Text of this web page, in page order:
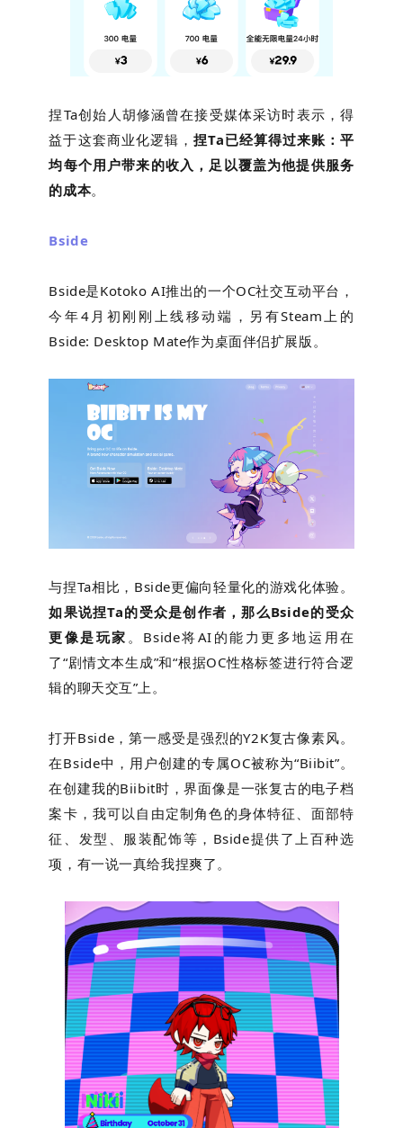
捏Ta创始人胡修涵曾在接受媒体采访时表示，得
益于这套商业化逻辑， 捏Ta已经算得过来账：平
均每个用户带来的收入，足以覆盖为他提供服务
的成本。
Bside
Bside是Kotoko AI推出的一个OC社交互动平台，
今年4月初刚刚上线移动端，另有Steam上的
Bside: Desktop Mate作为桌面伴侣扩展版。
与捏Ta相比，Bside更偏向轻量化的游戏化体验。
如果说捏Ta的受众是创作者，那么Bside的受众
更像是玩家 。Bside将AI的能力更多地运用在
了“剧情文本生成”和“根据OC性格标签进行符合逻
辑的聊天交互”上。
打开Bside，第一感受是强烈的Y2K复古像素风。
在Bside中，用户创建的专属OC被称为“Biibit”。
在创建我的Biibit时，界面像是一张复古的电子档
案卡，我可以自由定制角色的身体特征、面部特
征、发型、服装配饰等，Bside提供了上百种选
项，有一说一真给我捏爽了。